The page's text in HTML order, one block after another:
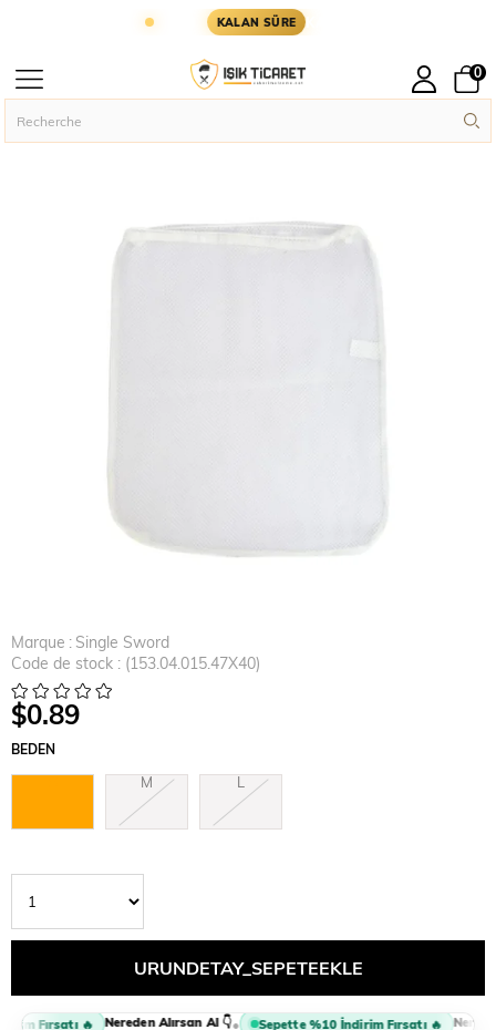
KALAN SÜRE KARGOYA YETİŞMESİ İÇİN
0
Page principal
Marque : Single Sword
Code de stock
(153.04.015.47X40)
$0.89
BEDEN
S M L
Fırsatı 🔥 Nereden Alırsan Al 👇• Sepette %10 İndirim Fırsatı 🔥